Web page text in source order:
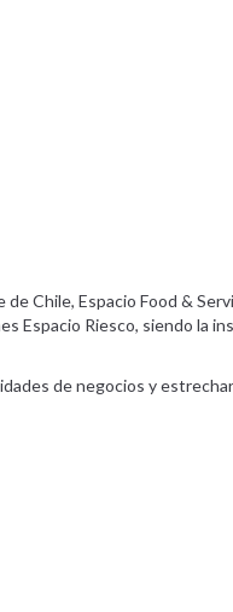
Chile, Espacio Food &
Espacio Riesco, siendo la
de negocios y